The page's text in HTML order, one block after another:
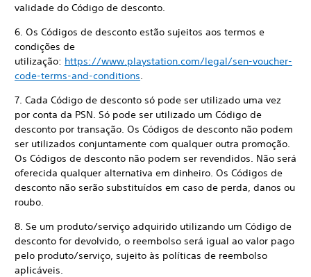
validade do Código de desconto.
6. Os Códigos de desconto estão sujeitos aos termos e
condições de
utilização: https://www.playstation.com/legal/sen-voucher-
code-terms-and-conditions.
7. Cada Código de desconto só pode ser utilizado uma vez
por conta da PSN. Só pode ser utilizado um Código de
desconto por transação. Os Códigos de desconto não podem
ser utilizados conjuntamente com qualquer outra promoção.
Os Códigos de desconto não podem ser revendidos. Não será
oferecida qualquer alternativa em dinheiro. Os Códigos de
desconto não serão substituídos em caso de perda, danos ou
roubo.
8. Se um produto/serviço adquirido utilizando um Código de
desconto for devolvido, o reembolso será igual ao valor pago
pelo produto/serviço, sujeito às políticas de reembolso
aplicáveis.